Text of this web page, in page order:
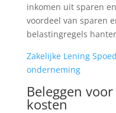
inkomen uit sparen
voordeel van sparen
belastingregels
Zakelijke Lening
onderneming
Beleggen
kosten